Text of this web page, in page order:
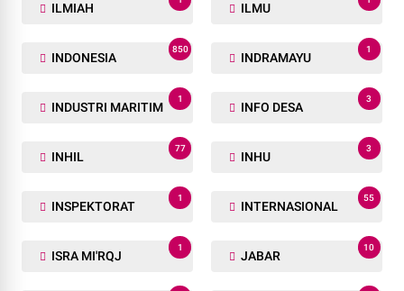
ILMIAH ILMU
INDONESIA
850
INDRAMAYU
1
INDUSTRI MARITIM
1
INFO DESA
3
INHIL
77
INHU
3
INSPEKTORAT
1
INTERNASIONAL
55
ISRA MI'RQJ
1
JABAR
10